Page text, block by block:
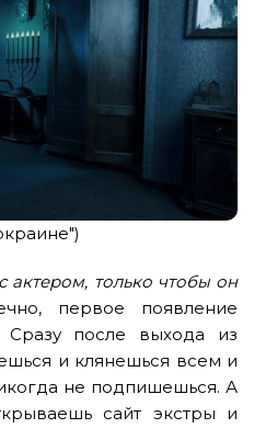
актером, только чтобы он
первое появление
Сразу после выхода из
и клянешься всем и
не подпишешься. А
сайт экстры и